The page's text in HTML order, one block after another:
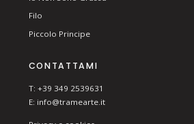
Filo
Piccolo Principe
CONTATTAMI
T: +39 349 2539631
E: info@tramearte.it